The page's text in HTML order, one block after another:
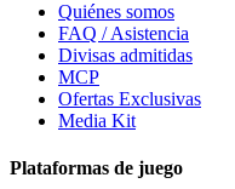
Quiénes somos
FAQ / Asistencia
Divisas admitidas
MCP
Ofertas Exclusivas
Media Kit
Plataformas de juego